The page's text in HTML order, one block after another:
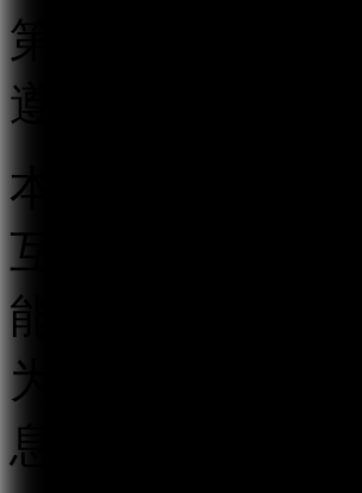
第二条 在中华
遵守本规定。
本规定所称跟帖
互动传播平台以
能的传播平台，
为用户提供发表
息的服务。